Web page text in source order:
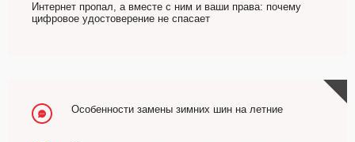
Интернет пропал, а вместе с ним и ваши права: почему
цифровое удостоверение не спасает
Особенности замены зимних шин на летние